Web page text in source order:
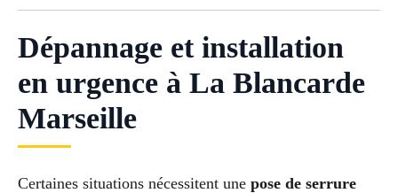
Dépannage et installation
en urgence à La Blancarde
Marseille
Certaines situations nécessitent une pose de serrure